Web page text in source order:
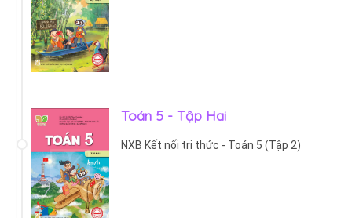
Toán 5 - Tập Hai
NXB Kết nối tri thức - Toán 5 (Tập 2)